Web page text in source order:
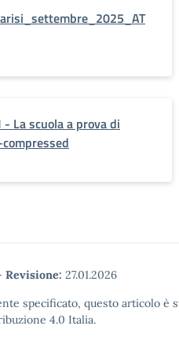
- La scuola a prova di
Revisione: 27.01.2026
specificato, questo articolo è
4.0 Italia.